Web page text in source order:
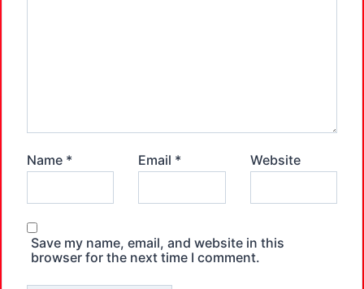
Name * Email * Website
Save my name, email, and website in this
browser for the next time I comment.